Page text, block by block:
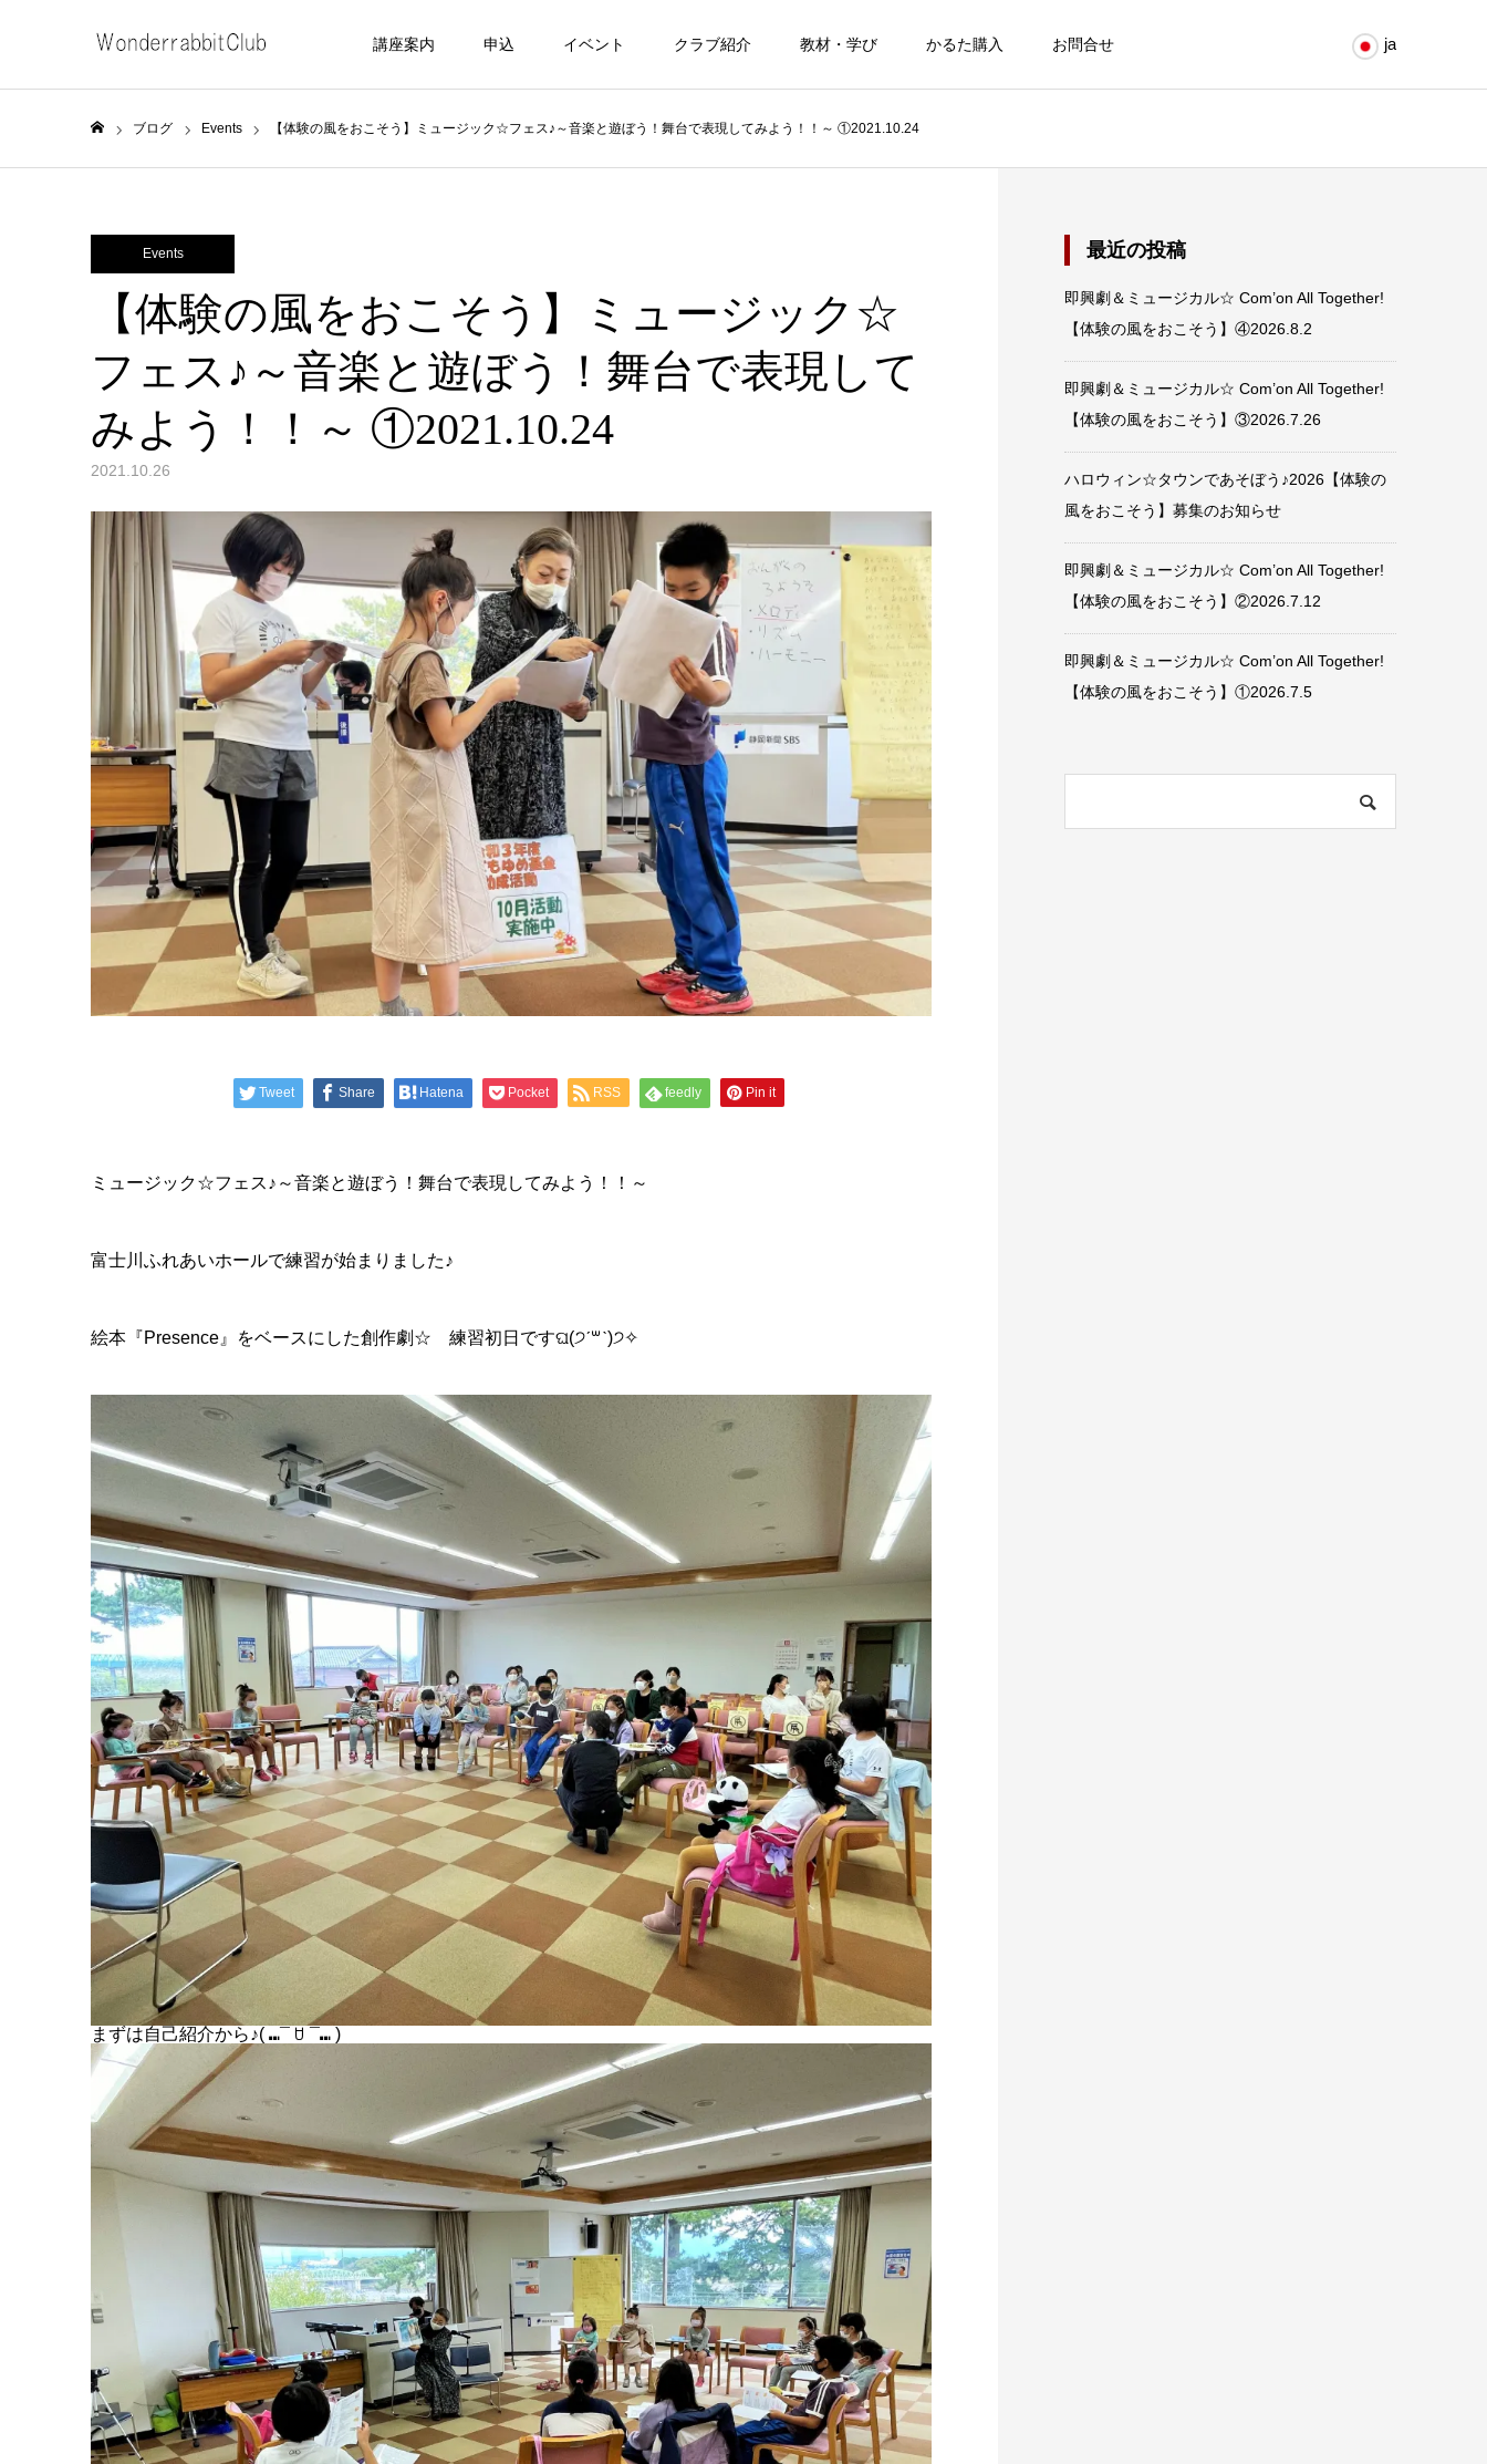
講座案内 申込 イベント クラブ紹介 教材・学び かるた購入 お問合せ ja
ブログ Events 【体験の風をおこそう】ミュージック☆フェス♪～音楽と遊ぼう！舞台で表現してみよう！！～ ①2021.10.24
Events
【体験の風をおこそう】ミュージック☆
フェス♪～音楽と遊ぼう！舞台で表現して
みよう！！～ ①2021.10.24
2021.10.26
Tweet Share Hatena Pocket RSS feedly Pin it
ミュージック☆フェス♪～音楽と遊ぼう！舞台で表現してみよう！！～
富士川ふれあいホールで練習が始まりました♪
絵本『Presence』をベースにした創作劇☆ 練習初日ですଘ(੭ˊ꒳​ˋ)੭✧
まずは自己紹介から♪( ⑉¯ ꇴ ¯⑉ )
最近の投稿
即興劇＆ミュージカル☆ Com’on All Together!
【体験の風をおこそう】④2026.8.2
即興劇＆ミュージカル☆ Com’on All Together!
【体験の風をおこそう】③2026.7.26
ハロウィン☆タウンであそぼう♪2026【体験の
風をおこそう】募集のお知らせ
即興劇＆ミュージカル☆ Com’on All Together!
【体験の風をおこそう】②2026.7.12
即興劇＆ミュージカル☆ Com’on All Together!
【体験の風をおこそう】①2026.7.5